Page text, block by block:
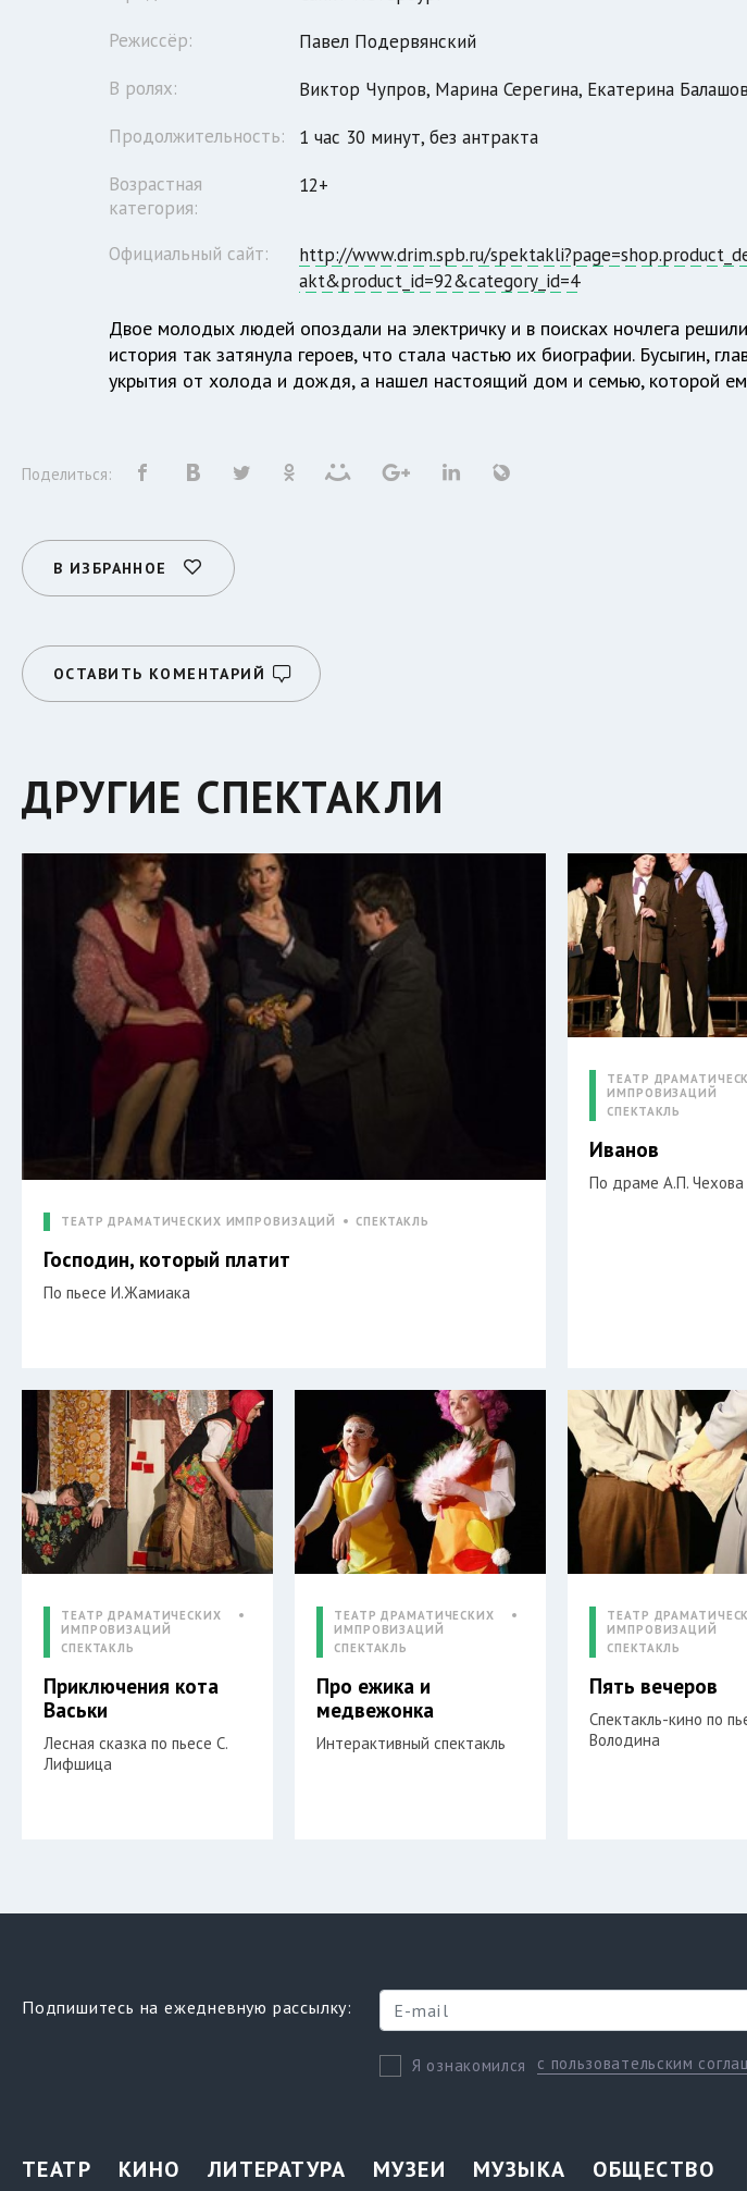
Режиссёр:
Павел Подервянский
В ролях:
Виктор Чупров, Марина Серегина, Екатерина
Продолжительность:
1 час 30 минут, без антракта
Возрастная
категория:
12+
Официальный сайт:
http://www.drim.spb.ru/
akt&product_id=92&category_id=4
Двое молодых людей опоздали на электричку и в поисках ночлега
история так затянула героев, что стала частью их биографии. Бусыгин,
укрытия от холода и дождя, а нашел настоящий дом и семью, которой
Поделиться:
В ИЗБРАННОЕ
ОСТАВИТЬ КОМЕНТАРИЙ
ДРУГИЕ СПЕКТАКЛИ
ТЕАТР ДРАМАТИЧЕСКИХ ИМПРОВИЗАЦИЙ СПЕКТАКЛЬ
Господин, который платит
По пьесе И.Жамиака
ТЕАТР
ИМПРОВИЗАЦИЙ
СПЕКТАКЛЬ
Иванов
По драме А.П. Чехова
ТЕАТР ДРАМАТИЧЕСКИХ
ИМПРОВИЗАЦИЙ
СПЕКТАКЛЬ
Приключения кота
Васьки
Лесная сказка по пьесе С.
Лифшица
ТЕАТР ДРАМАТИЧЕСКИХ
ИМПРОВИЗАЦИЙ
СПЕКТАКЛЬ
Про ежика и
медвежонка
Интерактивный спектакль
ТЕАТР
ИМПРОВИЗАЦИЙ
СПЕКТАКЛЬ
Пять вечеров
Спектакль-кино по
Володина
Подпишитесь на ежедневную рассылку:
Я ознакомился с пользовательским
ТЕАТР КИНО ЛИТЕРАТУРА МУЗЕИ МУЗЫКА ОБЩЕСТВО